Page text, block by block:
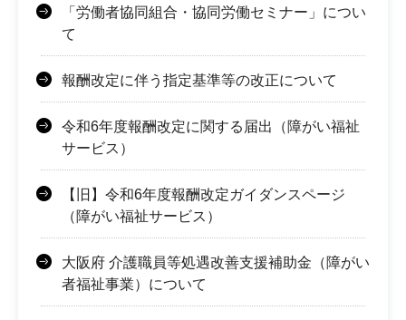
「労働者協同組合・協同労働セミナー」につい
て
報酬改定に伴う指定基準等の改正について
令和6年度報酬改定に関する届出（障がい福祉
サービス）
【旧】令和6年度報酬改定ガイダンスページ
（障がい福祉サービス）
大阪府 介護職員等処遇改善支援補助金（障がい
者福祉事業）について